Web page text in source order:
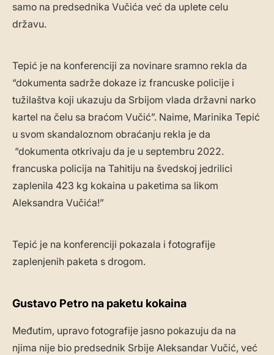
samo na predsednika Vučića već da uplete celu
državu.
Tepić je na konferenciji za novinare sramno rekla da
“dokumenta sadrže dokaze iz francuske policije i
tužilaštva koji ukazuju da Srbijom vlada državni narko
kartel na čelu sa braćom Vučić”. Naime, Marinika Tepić
u svom skandaloznom obraćanju rekla je da
“dokumenta otkrivaju da je u septembru 2022.
francuska policija na Tahitiju na švedskoj jedrilici
zaplenila 423 kg kokaina u paketima sa likom
Aleksandra Vučića!”
Tepić je na konferenciji pokazala i fotografije
zaplenjenih paketa s drogom.
Gustavo Petro na paketu kokaina
Međutim, upravo fotografije jasno pokazuju da na
njima nije bio predsednik Srbije Aleksandar Vučić, već